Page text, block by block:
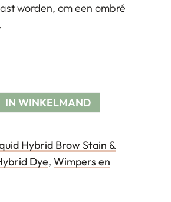
worden, om een ombré
IN WINKELMAND
Hybrid Brow Stain &
Dye, Wimpers en